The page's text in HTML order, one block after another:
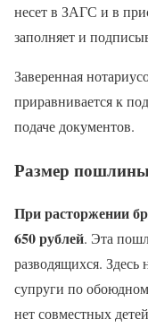
несет в ЗАГС и в
заполняет и
Заверенная
приравнивается к
подаче документов.
Размер
При расторжении
650 рублей. Эта
разводящихся. Здесь
супруги по
нет совместных